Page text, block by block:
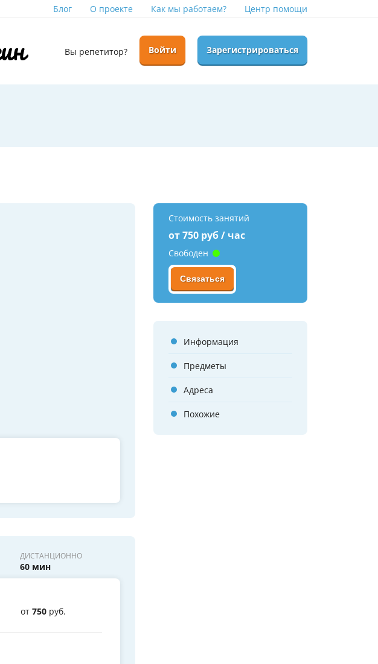
Блог О проекте Как мы работаем? Центр помощи
Вы репетитор? Войти Зарегистрироваться
ДИСТАНЦИОННО
60 мин
от 750 руб.
Стоимость занятий
от 750 руб / час
Свободен
Связаться
Информация
Предметы
Адреса
Похожие